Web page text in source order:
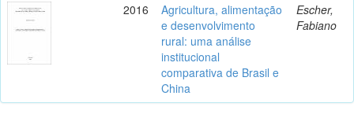
2016
Agricultura, alimentação
e desenvolvimento
rural: uma análise
institucional
comparativa de Brasil e
China
Escher,
Fabiano